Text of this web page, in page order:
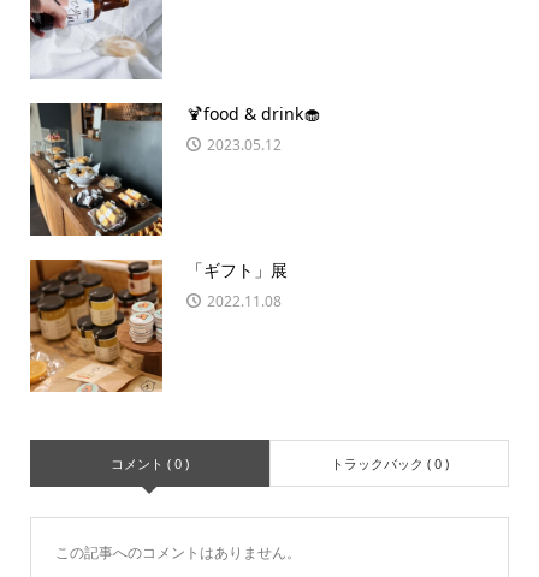
🍹food & drink🧁
2023.05.12
「ギフト」展
2022.11.08
コメント ( 0 ) トラックバック ( 0 )
この記事へのコメントはありません。